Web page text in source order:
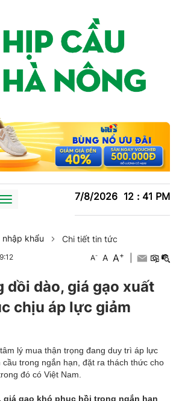
7/8/2026 12 : 41 PM
TỨC TRỒNG TRỌT CHĂN NUÔI
Toggle
nhập khẩu Chi tiết tin tức
A- A A+
dồi dào, giá gạo xuất
chịu áp lực giảm
lý mua thận trọng đang duy trì áp lực
trong ngắn hạn, đặt ra thách thức cho
đó có Việt Nam.
giá gạo khó phục hồi trong ngắn hạn